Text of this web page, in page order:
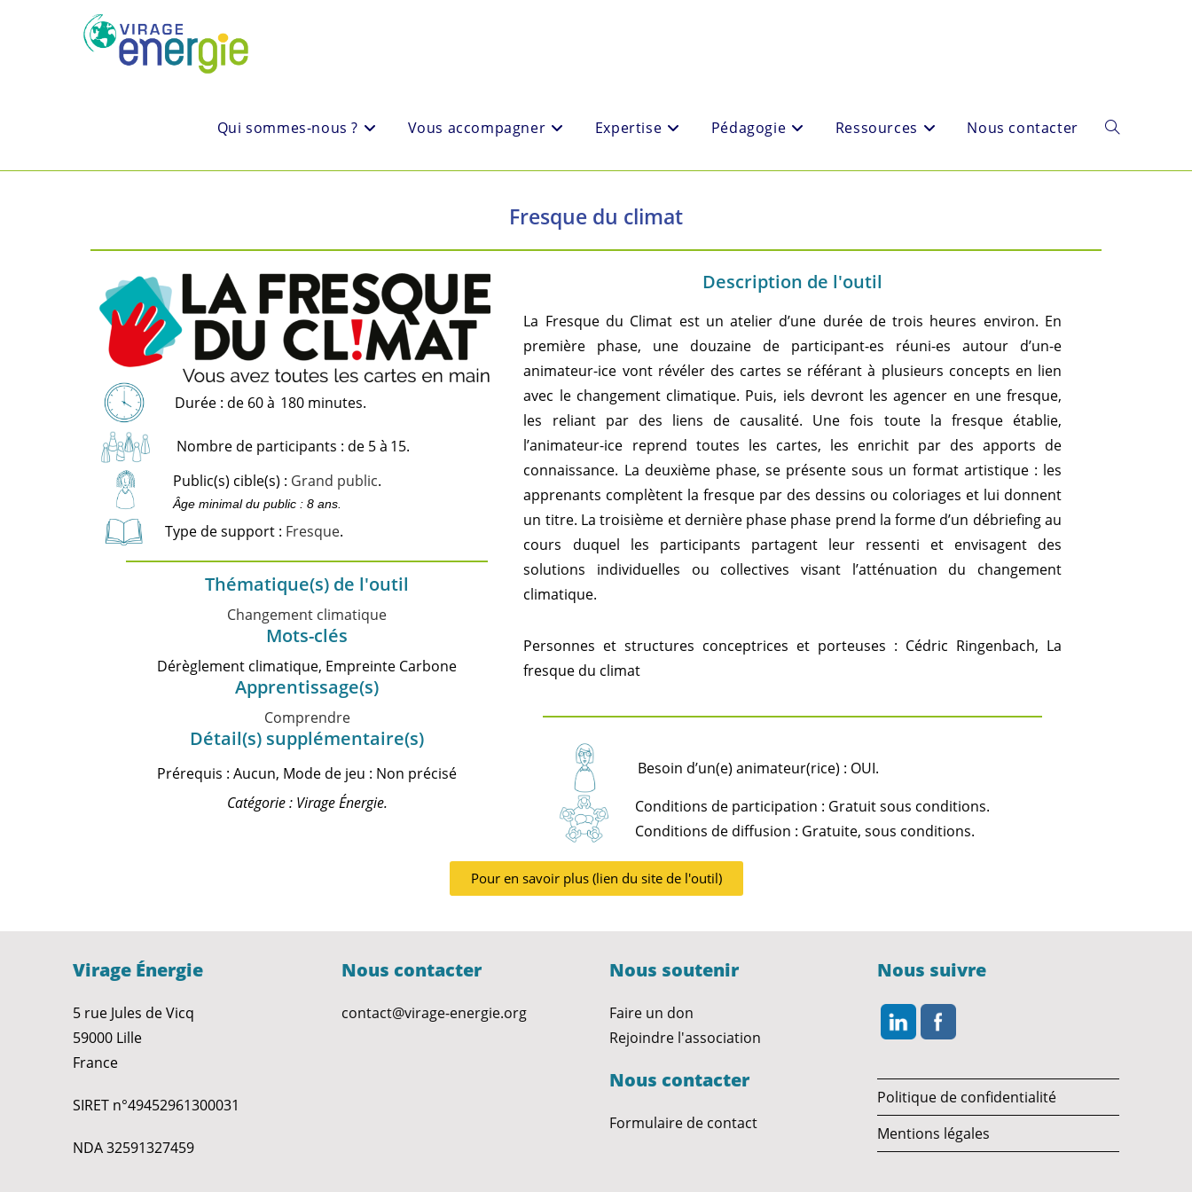
Qui sommes-nous ? Vous accompagner Expertise Pédagogie Ressources Nous contacter
Fresque du climat
Durée : de 60 à 180 minutes.
Nombre de participants : de 5 à 15.
Public(s) cible(s) : Grand public.
Âge minimal du public : 8 ans.
Type de support : Fresque.
Thématique(s) de l'outil
Changement climatique
Mots-clés
Dérèglement climatique, Empreinte Carbone
Apprentissage(s)
Comprendre
Détail(s) supplémentaire(s)
Prérequis : Aucun, Mode de jeu : Non précisé
Catégorie : Virage Énergie.
Description de l'outil
La Fresque du Climat est un atelier d’une durée de trois heures environ. En
première phase, une douzaine de participant-es réuni-es autour d’un-e
animateur-ice vont révéler des cartes se référant à plusieurs concepts en lien
avec le changement climatique. Puis, iels devront les agencer en une fresque,
les reliant par des liens de causalité. Une fois toute la fresque établie,
l’animateur-ice reprend toutes les cartes, les enrichit par des apports de
connaissance. La deuxième phase, se présente sous un format artistique : les
apprenants complètent la fresque par des dessins ou coloriages et lui donnent
un titre. La troisième et dernière phase phase prend la forme d’un débriefing au
cours duquel les participants partagent leur ressenti et envisagent des
solutions individuelles ou collectives visant l’atténuation du changement
climatique.
Personnes et structures conceptrices et porteuses : Cédric Ringenbach, La
fresque du climat
Besoin d’un(e) animateur(rice) : OUI.
Conditions de participation : Gratuit sous conditions.
Conditions de diffusion : Gratuite, sous conditions.
Pour en savoir plus (lien du site de l'outil)
Virage Énergie
5 rue Jules de Vicq
59000 Lille
France
SIRET n°49452961300031
NDA 32591327459
Nous contacter
contact@virage-energie.org
Nous soutenir
Faire un don
Rejoindre l'association
Nous contacter
Formulaire de contact
Nous suivre
Politique de confidentialité
Mentions légales